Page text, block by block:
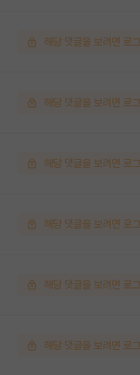
해당 댓글을 보려면 로
해당 댓글을 보려면 로
해당 댓글을 보려면 로
해당 댓글을 보려면 로
해당 댓글을 보려면 로
해당 댓글을 보려면 로